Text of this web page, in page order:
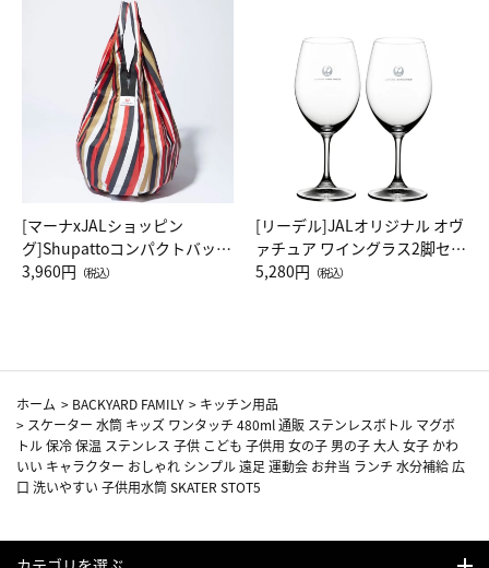
[マーナxJALショッピン
グ]Shupattoコンパクトバッグ
Drop JAL客室乗務員（LC）ス
3,960円 （税込）
[リーデル]JALオリジナル オヴ
ァチュア ワイングラス2脚セッ
ト（レッドワイン）
5,280円 （税込）
ホーム > BACKYARD FAMILY > キッチン用品
> スケーター 水筒 キッズ ワンタッチ 480ml 通販 ステンレスボトル マグボ
トル 保冷 保温 ステンレス 子供 こども 子供用 女の子 男の子 大人 女子 かわ
いい キャラクター おしゃれ シンプル 遠足 運動会 お弁当 ランチ 水分補給 広
口 洗いやすい 子供用水筒 SKATER STOT5